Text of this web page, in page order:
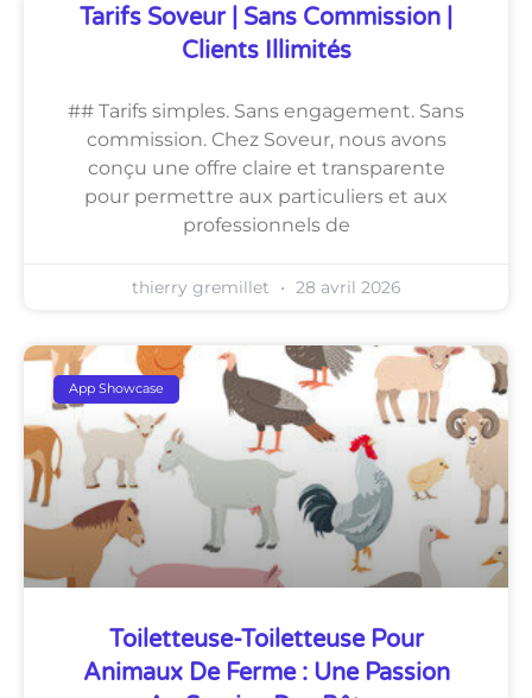
Tarifs Soveur | Sans Commission |
Clients Illimités
## Tarifs simples. Sans engagement. Sans
commission. Chez Soveur, nous avons
conçu une offre claire et transparente
pour permettre aux particuliers et aux
professionnels de
thierry gremillet 28 avril 2026
App Showcase
Toiletteuse-Toiletteuse Pour
Animaux De Ferme : Une Passion